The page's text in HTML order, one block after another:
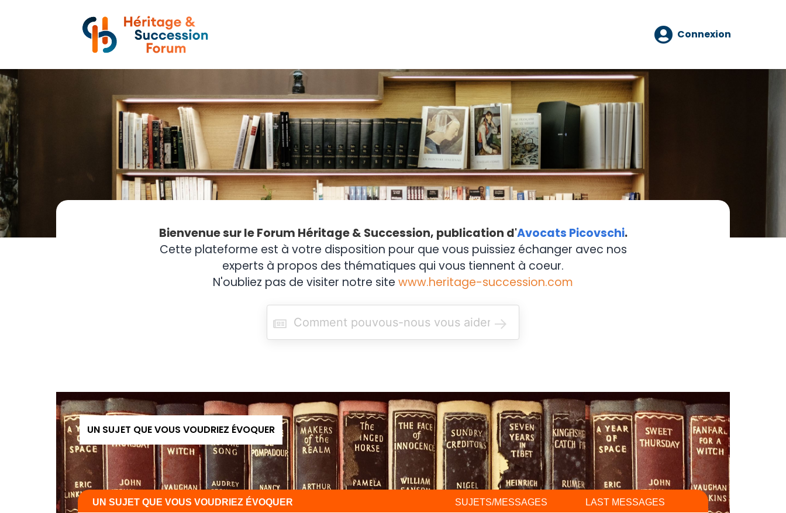
Connexion
Bienvenue sur le Forum Héritage & Succession, publication d'Avocats Picovschi.
Cette plateforme est à votre disposition pour que vous puissiez échanger avec nos
experts à propos des thématiques qui vous tiennent à coeur.
N'oubliez pas de visiter notre site www.heritage-succession.com
R
c
h
e
r
UN SUJET QUE VOUS VOUDRIEZ ÉVOQUER
UN SUJET QUE VOUS VOUDRIEZ ÉVOQUER SUJETS/MESSAGES LAST MESSAGES